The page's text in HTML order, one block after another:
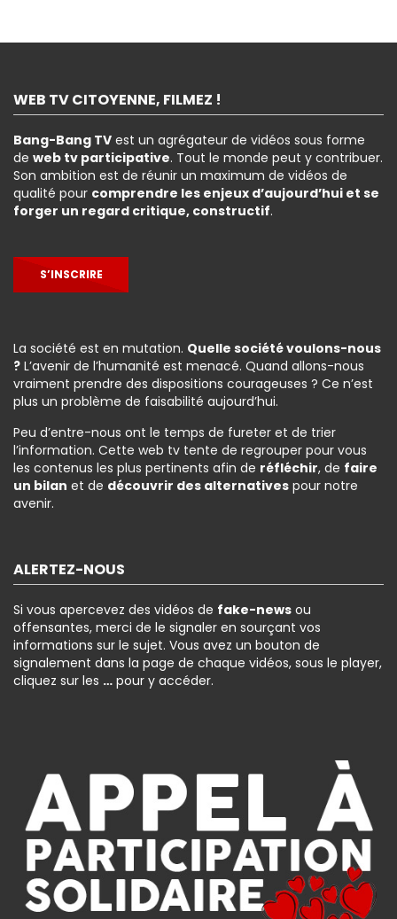
WEB TV CITOYENNE, FILMEZ !
Bang-Bang TV est un agrégateur de vidéos sous forme
de web tv participative. Tout le monde peut y contribuer.
Son ambition est de réunir un maximum de vidéos de
qualité pour comprendre les enjeux d’aujourd’hui et se
forger un regard critique, constructif.
S’INSCRIRE
La société est en mutation. Quelle société voulons-nous
? L’avenir de l’humanité est menacé. Quand allons-nous
vraiment prendre des dispositions courageuses ? Ce n’est
plus un problème de faisabilité aujourd’hui.
Peu d’entre-nous ont le temps de fureter et de trier
l’information. Cette web tv tente de regrouper pour vous
les contenus les plus pertinents afin de réfléchir, de faire
un bilan et de découvrir des alternatives pour notre
avenir.
ALERTEZ-NOUS
Si vous apercevez des vidéos de fake-news ou
offensantes, merci de le signaler en sourçant vos
informations sur le sujet. Vous avez un bouton de
signalement dans la page de chaque vidéos, sous le player,
cliquez sur les … pour y accéder.